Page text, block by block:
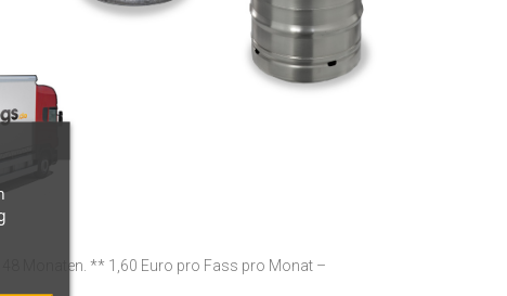
Monaten. ** 1,60 Euro pro Fass pro Monat –